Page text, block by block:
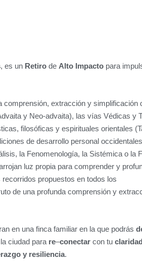
, es un Retiro de Alto Impacto para
comprensión, extracción y simplificación
y Neo-advaita), las vías Védicas y
filosóficas y espirituales orientales
de desarrollo personal
la Fenomenología, la Sistémica o la
luz propia para comprender y
propuestos en todos los
de una profunda comprensión y
en una finca familiar en la que podrás
ciudad para re–conectar con tu
y resiliencia.